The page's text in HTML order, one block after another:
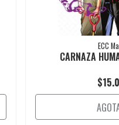
ECC
CARNAZA